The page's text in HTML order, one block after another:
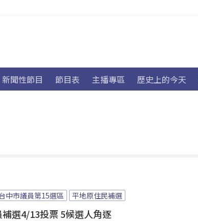
新聞性節目 節目表 主播專區 歷史上的今天
中市議員第15選區 平地原住民補選
選4/13投票 5候選人角逐